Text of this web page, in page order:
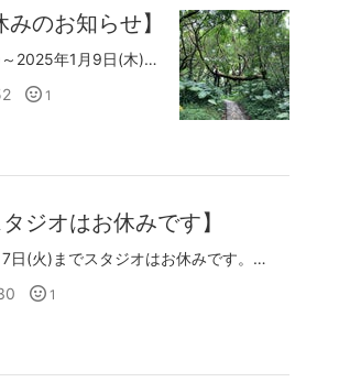
みのお知らせ】
2024年12月28日(土)～2025年1月9日(木)までスタジオはお休みです。上記の期間にお問合せを頂きました場合は2025年1月10日以降に順次お返事をさせて頂きます。どうぞよろしくお願い致します。
1
ジオはお休みです】
4月25日（木）～5月7日(火)までスタジオはお休みです。上記の期間中にお問合せを頂いた場合は5月8日(水)以降にお返事をさせて頂きます。どうぞよろしくお願い致します。
1